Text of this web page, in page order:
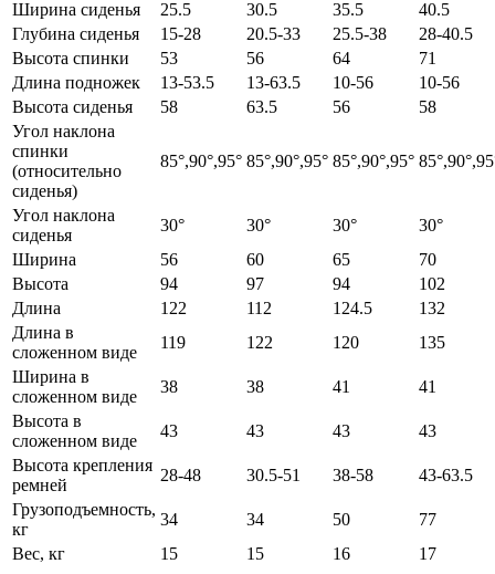
Ширина сиденья 25.5 30.5 35.5
40.5
Глубина сиденья
15-28 20.5-33 25.5-38
28-40.5
Высота спинки
53 56 64
71
Длина подножек
13-53.5 13-63.5 10-56
10-56
Высота сиденья
58 63.5 56
58
Угол наклона
спинки
(относительно
сиденья)
85°,90°,95° 85°,90°,95° 85°,90°,95°
Угол наклона
сиденья
30° 30° 30°
30°
Ширина
56 60 65
70
Высота
94 97 94
102
Длина
122 112 124.5
132
Длина в
сложенном виде
119 122 120
135
Ширина в
сложенном виде
38 38 41
41
Высота в
сложенном виде
43 43 43
43
Высота крепления
ремней
28-48 30.5-51 38-58
43-63.5
Грузоподъемность,
кг
34 34 50
77
Вес, кг
15 15 16 17